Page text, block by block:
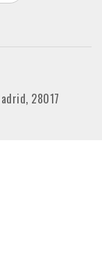
28017